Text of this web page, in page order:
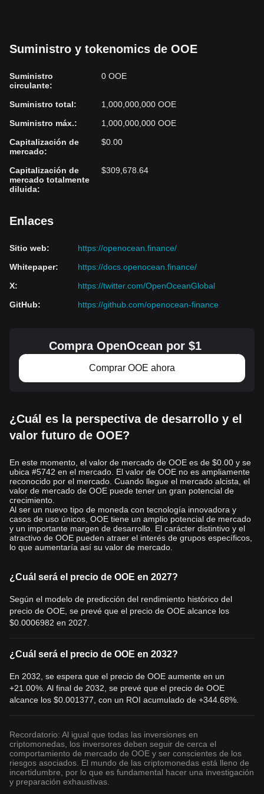
Suministro y tokenomics de OOE
Suministro
circulante:
0 OOE
Suministro total:
1,000,000,000 OOE
Suministro máx.:
1,000,000,000 OOE
Capitalización de
mercado:
$0.00
Capitalización de
mercado totalmente
diluida:
$309,678.64
Enlaces
Sitio web:
https://openocean.finance/
Whitepaper:
https://docs.openocean.finance/
X:
https://twitter.com/OpenOceanGlobal
GitHub: https://github.com/openocean-finance
Compra OpenOcean por $1
Comprar OOE ahora
¿Cuál es la perspectiva de desarrollo y el
valor futuro de OOE?
En este momento, el valor de mercado de OOE es de $0.00 y se
ubica #5742 en el mercado. El valor de OOE no es ampliamente
reconocido por el mercado. Cuando llegue el mercado alcista, el
valor de mercado de OOE puede tener un gran potencial de
crecimiento.
Al ser un nuevo tipo de moneda con tecnología innovadora y
casos de uso únicos, OOE tiene un amplio potencial de mercado
y un importante margen de desarrollo. El carácter distintivo y el
atractivo de OOE pueden atraer el interés de grupos específicos,
lo que aumentaría así su valor de mercado.
¿Cuál será el precio de OOE en 2027?
Según el modelo de predicción del rendimiento histórico del
precio de OOE, se prevé que el precio de OOE alcance los
$0.0006982 en 2027.
¿Cuál será el precio de OOE en 2032?
En 2032, se espera que el precio de OOE aumente en un
+21.00%. Al final de 2032, se prevé que el precio de OOE
alcance los $0.001377 , con un ROI acumulado de +344.68%.
Recordatorio: Al igual que todas las inversiones en
criptomonedas, los inversores deben seguir de cerca el
comportamiento de mercado de OOE y ser conscientes de los
riesgos asociados. El mundo de las criptomonedas está lleno de
incertidumbre, por lo que es fundamental hacer una investigación
y preparación exhaustivas.